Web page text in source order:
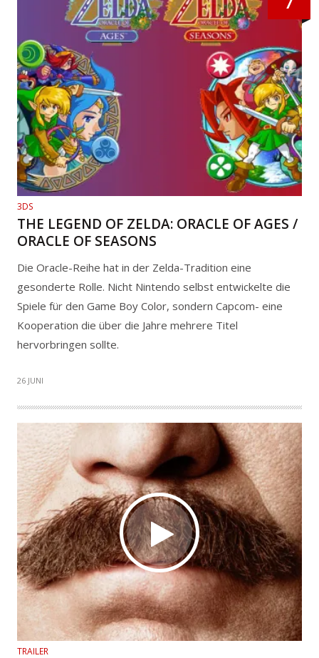
3DS
THE LEGEND OF ZELDA: ORACLE OF AGES /
ORACLE OF SEASONS
Die Oracle-Reihe hat in der Zelda-Tradition eine
gesonderte Rolle. Nicht Nintendo selbst entwickelte die
Spiele für den Game Boy Color, sondern Capcom- eine
Kooperation die über die Jahre mehrere Titel
hervorbringen sollte.
26 JUNI
TRAILER